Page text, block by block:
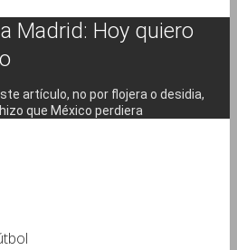
Madrid: Hoy quiero
artículo, no por flojera o desidia,
que México perdiera